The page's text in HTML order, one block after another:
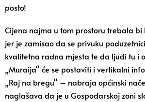
posto!
Cijena najma u tom prostoru trebala bi
jer je zamisao da se privuku
kvalitetna radna mjesta te da ljudi tu i
„Muraija“ će se postaviti i vertikalni
„Raj na bregu“ – nabraja općinski
naglašava da je u Gospodarskoj zoni